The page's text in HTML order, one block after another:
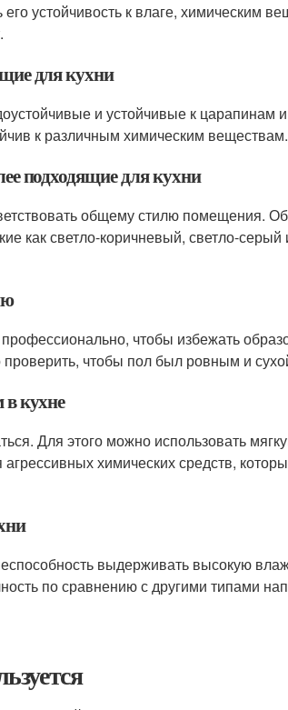
устойчивость к влаге, химическим
для кухни
и устойчивые к царапинам
к различным химическим веществам.
подходящие для кухни
общему стилю помещения.
как светло-коричневый, светло-серый
чтобы избежать
чтобы пол был ровным и
кухне
Для этого можно использовать
химических средств,
выдерживать высокую
по сравнению с другими типами